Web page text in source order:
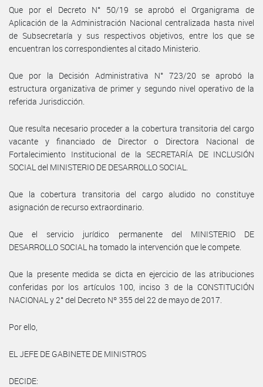
Que por el Decreto N° 50/19 se aprobó el Organigrama de
Aplicación de la Administración Nacional centralizada hasta nivel
de Subsecretaría y sus respectivos objetivos, entre los que se
encuentran los correspondientes al citado Ministerio.
Que por la Decisión Administrativa N° 723/20 se aprobó la
estructura organizativa de primer y segundo nivel operativo de la
referida Jurisdicción.
Que resulta necesario proceder a la cobertura transitoria del cargo
vacante y financiado de Director o Directora Nacional de
Fortalecimiento Institucional de la SECRETARÍA DE INCLUSIÓN
SOCIAL del MINISTERIO DE DESARROLLO SOCIAL.
Que la cobertura transitoria del cargo aludido no constituye
asignación de recurso extraordinario.
Que el servicio jurídico permanente del MINISTERIO DE
DESARROLLO SOCIAL ha tomado la intervención que le compete.
Que la presente medida se dicta en ejercicio de las atribuciones
conferidas por los artículos 100, inciso 3 de la CONSTITUCIÓN
NACIONAL y 2° del Decreto Nº 355 del 22 de mayo de 2017.
Por ello,
EL JEFE DE GABINETE DE MINISTROS
DECIDE: